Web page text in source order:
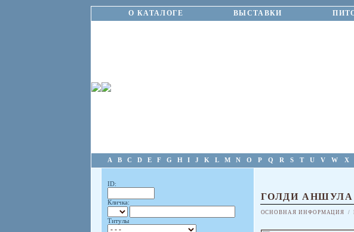
О КАТАЛОГЕ ВЫСТАВКИ
A B C D E F G H I J K L M N O P Q R S T U V W X
ID:
Кличка:
Титулы
ГОЛДИ
ОСНОВНАЯ ИНФОРМАЦИЯ /